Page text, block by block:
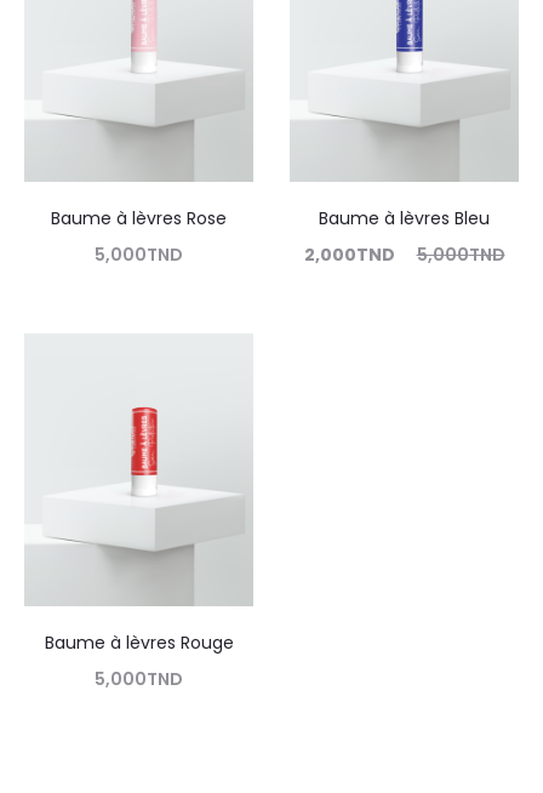
Baume à lèvres Rose
5,000TND
Baume à lèvres Bleu
5,000TND
2,000TND
Baume à lèvres Rouge
5,000TND